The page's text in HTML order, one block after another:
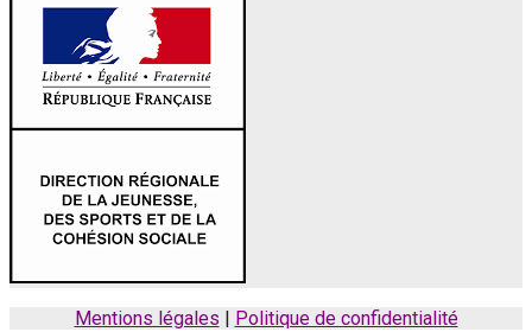
Mentions légales | Politique de confidentialité